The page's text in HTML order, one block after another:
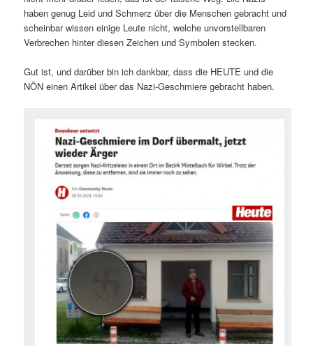
haben genug Leid und Schmerz über die Menschen gebracht und
scheinbar wissen einige Leute nicht, welche unvorstellbaren
Verbrechen hinter diesen Zeichen und Symbolen stecken.
Gut ist, und darüber bin ich dankbar, dass die HEUTE und die
NÖN einen Artikel über das Nazi-Geschmiere gebracht haben.